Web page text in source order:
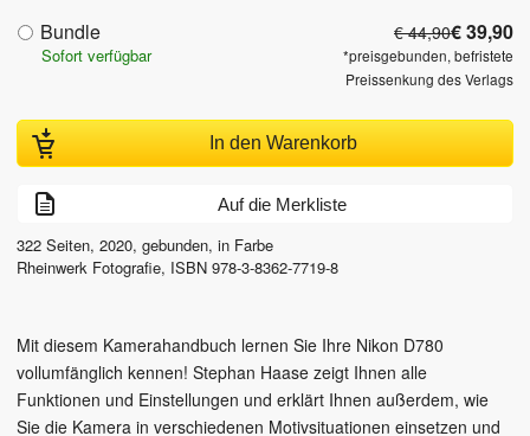
Bundle € 44,90€ 39,90
*preisgebunden, befristete
Preissenkung des Verlags
Sofort verfügbar
In den Warenkorb
Auf die Merkliste
322 Seiten, 2020, gebunden, in Farbe
Rheinwerk Fotografie, ISBN 978-3-8362-7719-8
Mit diesem Kamerahandbuch lernen Sie Ihre Nikon D780
vollumfänglich kennen! Stephan Haase zeigt Ihnen alle
Funktionen und Einstellungen und erklärt Ihnen außerdem, wie
Sie die Kamera in verschiedenen Motivsituationen einsetzen und